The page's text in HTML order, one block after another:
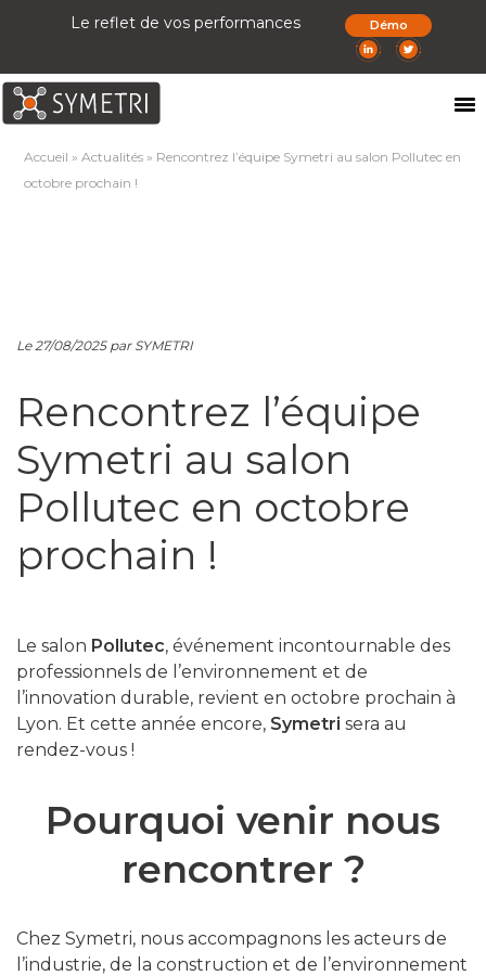
Le reflet de vos performances Démo
Accueil »Actualités » Rencontrez l’équipe Symetri au salon Pollutec en
octobre prochain !
Le 27/08/2025 par SYMETRI
Rencontrez l’équipe
Symetri au salon
Pollutec en octobre
prochain !
Le salon Pollutec, événement incontournable des
professionnels de l’environnement et de
l’innovation durable, revient en octobre prochain à
Lyon. Et cette année encore, Symetri sera au
rendez-vous !
Pourquoi venir nous
rencontrer ?
Chez Symetri, nous accompagnons les acteurs de
l’industrie, de la construction et de l’environnement